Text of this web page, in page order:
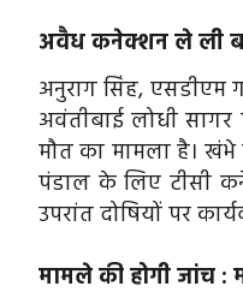
अवैध कनेक्शन ले ली
अनुराग सिंह, एसडीएम
अवंतीबाई लोधी
मौत का मामला है।
पंडाल के लिए टीसी
उपरांत दोषियों पर
मामले की होगी जांच :